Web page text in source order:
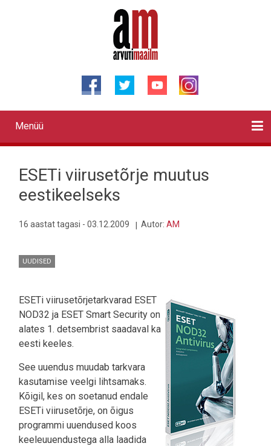
Primary
links
Menüü
ESETi viirusetõrje muutus
eestikeelseks
16 aastat tagasi - 03.12.2009 Autor: AM
UUDISED
ESETi viirusetõrjetarkvarad ESET
NOD32 ja ESET Smart Security on
alates 1. detsembrist saadaval ka
eesti keeles.
See uuendus muudab tarkvara
kasutamise veelgi lihtsamaks.
Kõigil, kes on soetanud endale
ESETi viirusetõrje, on õigus
programmi uuendused koos
keeleuuendustega alla laadida